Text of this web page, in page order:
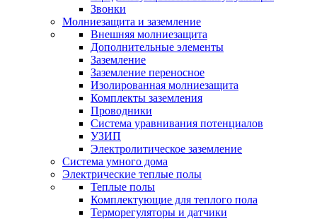
Звонки
Молниезащита и заземление
Внешняя молниезащита
Дополнительные элементы
Заземление
Заземление переносное
Изолированная молниезащита
Комплекты заземления
Проводники
Система уравнивания потенциалов
УЗИП
Электролитическое заземление
Система умного дома
Электрические теплые полы
Теплые полы
Комплектующие для теплого пола
Терморегуляторы и датчики